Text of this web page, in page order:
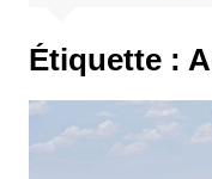
Étiquette :